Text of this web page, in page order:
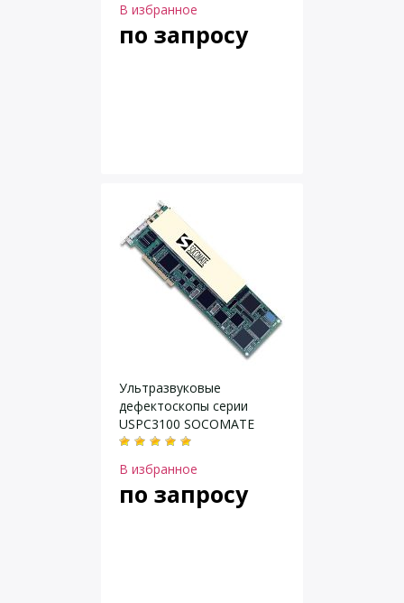
В избранное
по запросу
Ультразвуковые
дефектоскопы серии
USPC3100 SOCOMATE
В избранное
по запросу